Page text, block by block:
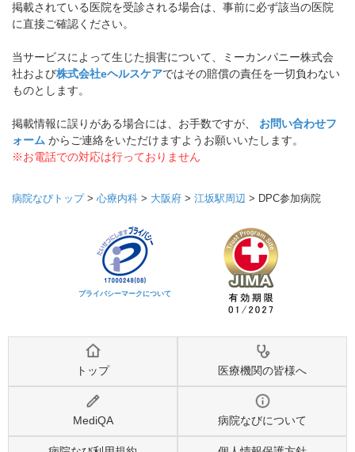
掲載されている医院を受診される場合は、事前に必ず該当の医院
に直接ご確認ください。
当サービスによって生じた損害について、ミーカンパニー株式会
社および株式会社eヘルスケアではその賠償の責任を一切負わない
ものとします。
掲載情報に誤りがある場合には、お手数ですが、 お問い合わせフ
ォーム からご連絡をいただけますようお願いいたします。
※お電話での対応は行っておりません
病院なびトップ> 心療内科 > 大阪府 > 江坂駅周辺 > DPC参加病院
プライバシーマークについて
トップ 医療機関の皆様へ
MediQA 病院なびについて